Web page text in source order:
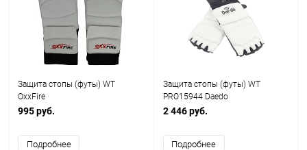
Защита стопы (футы) WT
OxxFire
995 руб.
Подробнее
Защита стопы (футы) WT
PRO15944 Daedo
2 446 руб.
Подробнее